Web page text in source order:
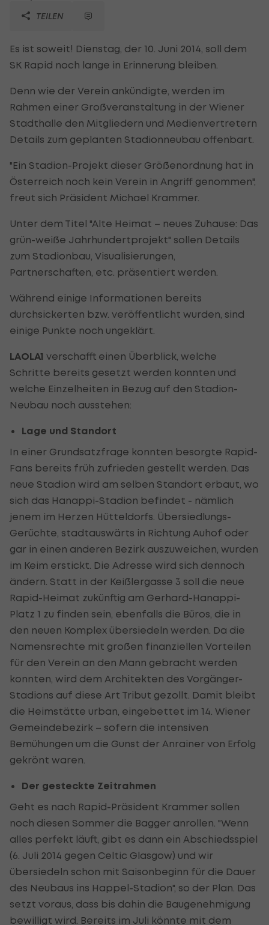
TEILEN
Es ist soweit! Dienstag, der 10. Juni 2014, soll dem
SK Rapid noch lange in Erinnerung bleiben.
Denn wie der Verein ankündigte, werden im
Rahmen einer Großveranstaltung in der Wiener
Stadthalle den Mitgliedern und Medienvertretern
Details zum geplanten Stadionneubau offenbart.
"Ein Stadion-Projekt dieser Größenordnung hat in
Österreich noch kein Verein in Angriff genommen",
freut sich Präsident Michael Krammer.
Unter dem Titel "Alte Heimat – neues Zuhause: Das
grün-weiße Jahrhundertprojekt" sollen Details
zum Stadionbau, Visualisierungen,
Partnerschaften, etc. präsentiert werden.
Während einige Informationen bereits
durchsickerten bzw. veröffentlicht wurden, sind
einige Punkte noch ungeklärt.
LAOLA1 verschafft einen Überblick, welche
Schritte bereits gesetzt werden konnten und
welche Einzelheiten in Bezug auf den Stadion-
Neubau noch ausstehen:
Lage und Standort
In einer Grundsatzfrage konnten besorgte Rapid-
Fans bereits früh zufrieden gestellt werden. Das
neue Stadion wird am selben Standort erbaut, wo
sich das Hanappi-Stadion befindet - nämlich
jenem im Herzen Hütteldorfs. Übersiedlungs-
Gerüchte, stadtauswärts in Richtung Auhof oder
gar in einen anderen Bezirk auszuweichen, wurden
im Keim erstickt. Die Adresse wird sich dennoch
ändern. Statt in der Keißlergasse 3 soll die neue
Rapid-Heimat zukünftig am Gerhard-Hanappi-
Platz 1 zu finden sein, ebenfalls die Büros, die in
den neuen Komplex übersiedeln werden. Da die
Namensrechte mit großen finanziellen Vorteilen
für den Verein an den Mann gebracht werden
konnten, wird dem Architekten des Vorgänger-
Stadions auf diese Art Tribut gezollt. Damit bleibt
die Heimstätte urban, eingebettet im 14. Wiener
Gemeindebezirk – sofern die intensiven
Bemühungen um die Gunst der Anrainer von Erfolg
gekrönt waren.
Der gesteckte Zeitrahmen
Geht es nach Rapid-Präsident Krammer sollen
noch diesen Sommer die Bagger anrollen. "Wenn
alles perfekt läuft, gibt es dann ein Abschiedsspiel
(6. Juli 2014 gegen Celtic Glasgow) und wir
übersiedeln schon mit Saisonbeginn für die Dauer
des Neubaus ins Happel-Stadion", so der Plan. Das
setzt voraus, dass bis dahin die Baugenehmigung
bewilligt wird. Bereits im Juli könnte mit dem